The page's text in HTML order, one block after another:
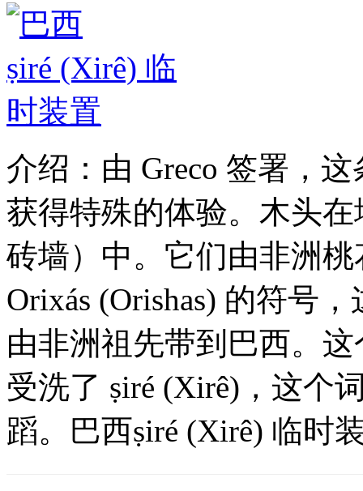
介绍：由 Greco 签署，
获得特殊的体验。木头
砖墙）中。它们由非洲
Orixás (Orishas) 的符号
由非洲祖先带到巴西。
受洗了 ṣiré (Xirê)，这个
蹈。巴西ṣiré (Xirê) 临时